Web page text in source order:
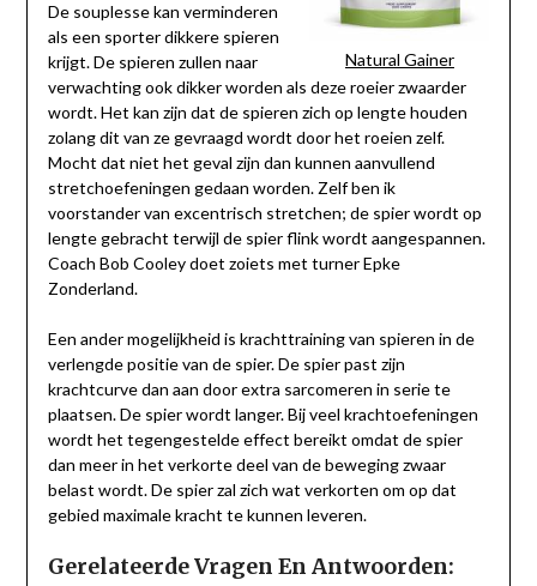
Natural Gainer
De souplesse kan verminderen
als een sporter dikkere spieren
krijgt. De spieren zullen naar
verwachting ook dikker worden als deze roeier zwaarder
wordt. Het kan zijn dat de spieren zich op lengte houden
zolang dit van ze gevraagd wordt door het roeien zelf.
Mocht dat niet het geval zijn dan kunnen aanvullend
stretchoefeningen gedaan worden. Zelf ben ik
voorstander van excentrisch stretchen; de spier wordt op
lengte gebracht terwijl de spier flink wordt aangespannen.
Coach Bob Cooley doet zoiets met turner Epke
Zonderland.
Een ander mogelijkheid is krachttraining van spieren in de
verlengde positie van de spier. De spier past zijn
krachtcurve dan aan door extra sarcomeren in serie te
plaatsen. De spier wordt langer. Bij veel krachtoefeningen
wordt het tegengestelde effect bereikt omdat de spier
dan meer in het verkorte deel van de beweging zwaar
belast wordt. De spier zal zich wat verkorten om op dat
gebied maximale kracht te kunnen leveren.
Gerelateerde Vragen En Antwoorden: